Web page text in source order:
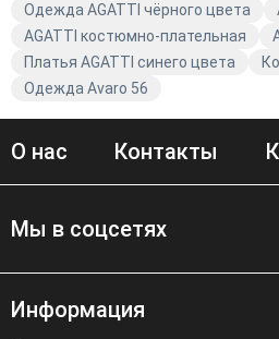
Одежда AGATTI чёрного цвета
AGATTI костюмно-плательная
Платья AGATTI синего цвета
Одежда Avaro 56
О нас Контакты
Мы в соцсетях
Информация